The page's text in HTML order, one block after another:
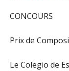
CONCOURS
Prix de
Le Colegio de